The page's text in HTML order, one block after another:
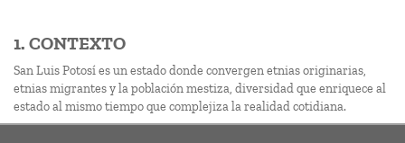
1. CONTEXTO
San Luis Potosí es un estado donde convergen etnias originarias,
etnias migrantes y la población mestiza, diversidad que enriquece al
estado al mismo tiempo que complejiza la realidad cotidiana.